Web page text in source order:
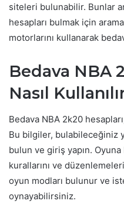
siteleri bulunabilir. Bunlar
hesapları bulmak için
motorlarını kullanarak
Bedava NBA
Nasıl
Bedava NBA 2k20
Bu bilgiler, bulabileceğiniz
bulun ve giriş yapın.
kurallarını ve
oyun modları bulunur ve
oynayabilirsiniz.